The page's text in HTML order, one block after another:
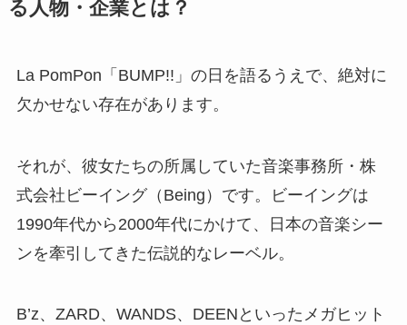
「BUMP!!」というデビュー曲に詰め込まれたLa
また、この「BUMP!!」という楽曲は、彼女たちの
す。軽やかなビートに乗せて、「今ここから、自
分の力で道を切り開こう」という強いメッセージ
が伝わってきます。
景に、未来へ飛び出すようなダンスパフォーマン